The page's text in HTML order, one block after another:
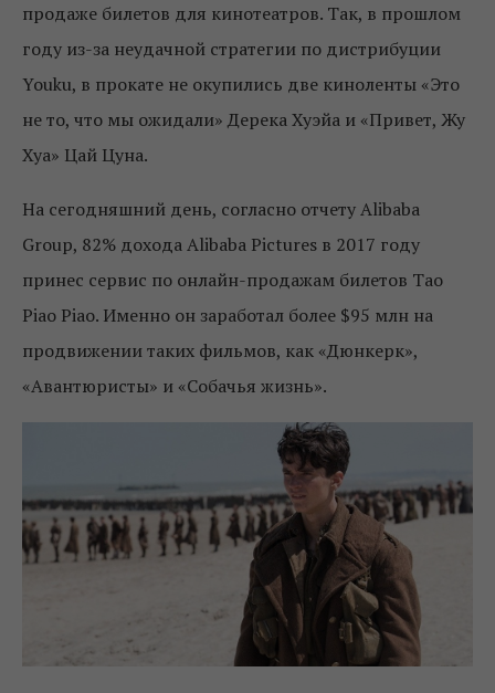
продаже билетов для кинотеатров. Так, в прошлом
году из-за неудачной стратегии по дистрибуции
Youku, в прокате не окупились две киноленты «Это
не то, что мы ожидали» Дерека Хуэйа и «Привет, Жу
Хуа» Цай Цуна.
На сегодняшний день, согласно отчету Alibaba
Group, 82% дохода Alibaba Pictures в 2017 году
принес сервис по онлайн-продажам билетов Tao
Piao Piao. Именно он заработал более $95 млн на
продвижении таких фильмов, как «Дюнкерк»,
«Авантюристы» и «Собачья жизнь».